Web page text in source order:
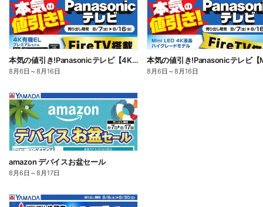
本気の値引き!Panasonicテレビ【4K有機EL】
8月6日 ～8月16日 8月6日 ～8月16日
amazon デバイスお盆セール
8月6日 ～8月17日